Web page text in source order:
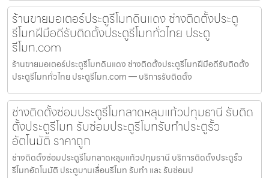
ร้านขายมอเตอร์ประตูรีโมทดินแดง ช่างติดตั้งประตู
รีโมทฝีมือดีรับติดตั้งประตูรีโมททั่วไทย ประตู
รีโมท.com
ร้านขายมอเตอร์ประตูรีโมทดินแดง ช่างติดตั้งประตูรีโมทฝีมือดีรับติดตั้ง
ประตูรีโมททั่วไทย ประตูรีโมท.com — บริการรับติดตั้ง
ช่างติดตั้งซ่อมประตูรีโมทลาดหลุมแก้วปทุมธานี รับติด
ตั้งประตูรีโมท รับซ่อมประตูรีโมทรับทำประตูรั้ว
อัตโนมัติ ราคาถูก
ช่างติดตั้งซ่อมประตูรีโมทลาดหลุมแก้วปทุมธานี บริการติดตั้งประตูรั้ว
รีโมทอัตโนมัติ ประตูบานเลื่อนรีโมท รับทำ และ รับซ่อมป